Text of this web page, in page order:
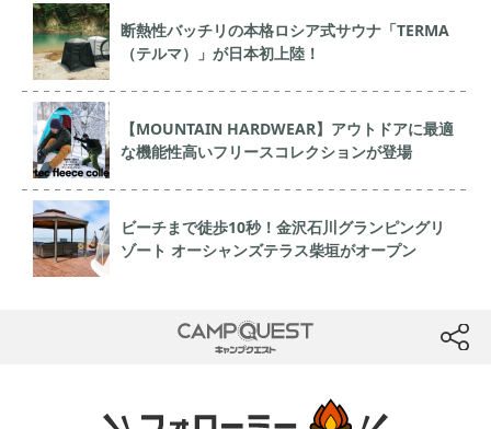
断熱性バッチリの本格ロシア式サウナ「TERMA
（テルマ）」が日本初上陸！
【MOUNTAIN HARDWEAR】アウトドアに最適
な機能性高いフリースコレクションが登場
ビーチまで徒歩10秒！金沢石川グランピングリ
ゾート オーシャンズテラス柴垣がオープン
btn
CAMP QUEST